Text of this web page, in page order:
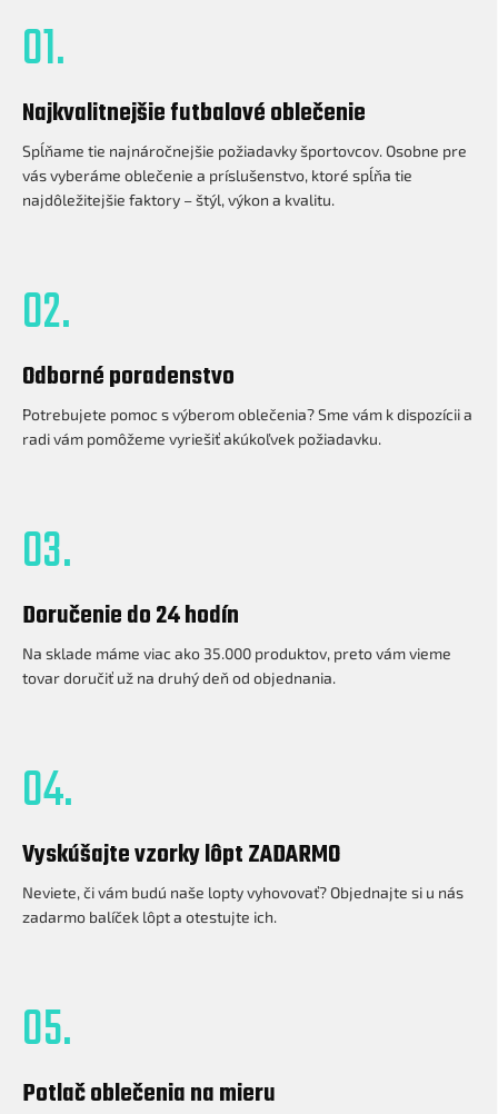
01.
Najkvalitnejšie futbalové oblečenie
Spĺňame tie najnáročnejšie požiadavky športovcov. Osobne pre
vás vyberáme oblečenie a príslušenstvo, ktoré spĺňa tie
najdôležitejšie faktory – štýl, výkon a kvalitu.
02.
Odborné poradenstvo
Potrebujete pomoc s výberom oblečenia? Sme vám k dispozícii a
radi vám pomôžeme vyriešiť akúkoľvek požiadavku.
03.
Doručenie do 24 hodín
Na sklade máme viac ako 35.000 produktov, preto vám vieme
tovar doručiť už na druhý deň od objednania.
04.
Vyskúšajte vzorky lôpt ZADARMO
Neviete, či vám budú naše lopty vyhovovať? Objednajte si u nás
zadarmo balíček lôpt a otestujte ich.
05.
Potlač oblečenia na mieru